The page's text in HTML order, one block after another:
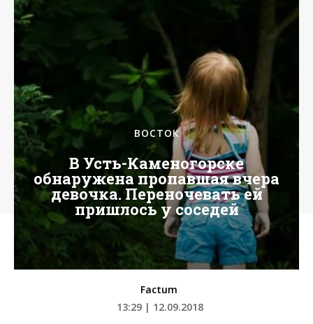
ВОСТОК
В Усть-Каменогорске
обнаружена пропавшая вчера
девочка. Переночевать ей
пришлось у соседей
Factum
13:29 | 12.09.2018